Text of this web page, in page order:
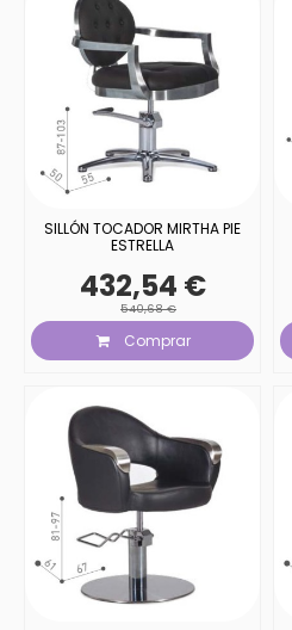
SILLÓN TOCADOR MIRTHA PIE
ESTRELLA
432,54 €
540,68 €
Comprar